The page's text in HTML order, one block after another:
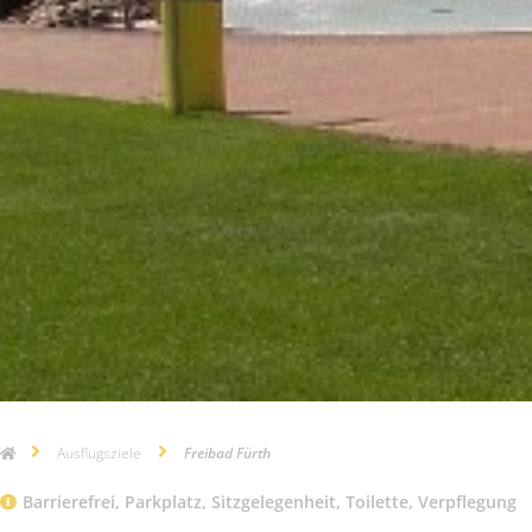
Ausflugsziele Freibad Fürth
Barrierefrei, Parkplatz, Sitzgelegenheit, Toilette, Verpflegung